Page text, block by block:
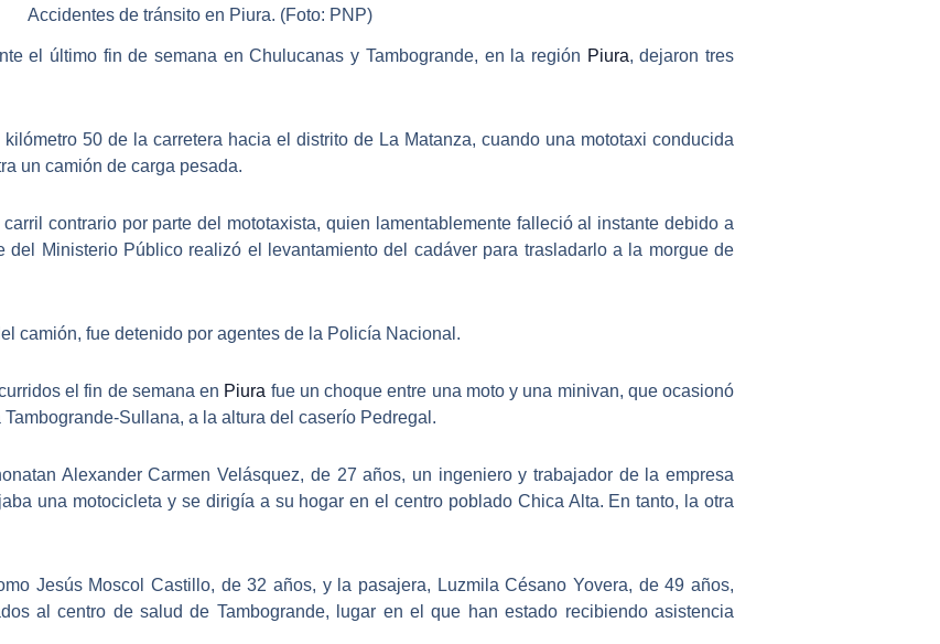
Accidentes de tránsito en Piura. (Foto: PNP)
el último fin de semana en Chulucanas y Tambogrande, en la región Piura, dejaron tres
50 de la carretera hacia el distrito de La Matanza, cuando una mototaxi conducida
un camión de carga pesada.
contrario por parte del mototaxista, quien lamentablemente falleció al instante debido a
del Ministerio Público realizó el levantamiento del cadáver para trasladarlo a la morgue de
camión, fue detenido por agentes de la Policía Nacional.
el fin de semana en Piura fue un choque entre una moto y una minivan, que ocasionó
Sullana, a la altura del caserío Pedregal.
Alexander Carmen Velásquez, de 27 años, un ingeniero y trabajador de la empresa
una motocicleta y se dirigía a su hogar en el centro poblado Chica Alta. En tanto, la otra
Jesús Moscol Castillo, de 32 años, y la pasajera, Luzmila Césano Yovera, de 49 años,
al centro de salud de Tambogrande, lugar en el que han estado recibiendo asistencia